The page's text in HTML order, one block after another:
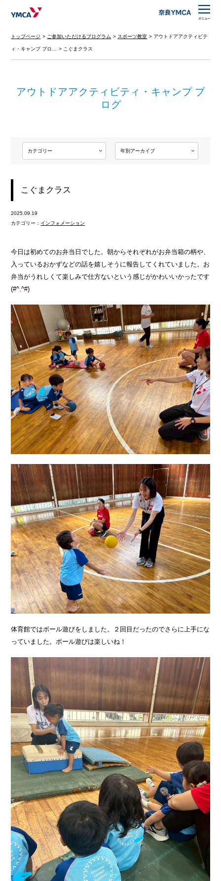
トップページ ご参加いただけるプログラム スポーツ教室 アウトドアアクティビテ
ィ・キャンプ ブロ… こぐまクラス
アウトドアアクティビティ・キャンプ ブ
ログ
こぐまクラス
2025.09.19
カテゴリー： インフォメーション
今日は初めてのお弁当日でした。朝からそれぞれがお弁当箱の柄や、
入っているおかずなどの話を嬉しそうに報告してくれていました。お
弁当がうれしくて楽しみで仕方ないという感じがかわいいかったです
(#^.^#)
体育館ではボール遊びをしました。２回目だったのでさらに上手にな
っていました。ボール遊びは楽しいね！